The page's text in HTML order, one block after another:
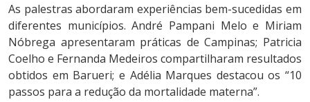
As palestras abordaram experiências bem-sucedidas em
diferentes municípios. André Pampani Melo e Miriam
Nóbrega apresentaram práticas de Campinas; Patricia
Coelho e Fernanda Medeiros compartilharam resultados
obtidos em Barueri; e Adélia Marques destacou os “10
passos para a redução da mortalidade materna”.